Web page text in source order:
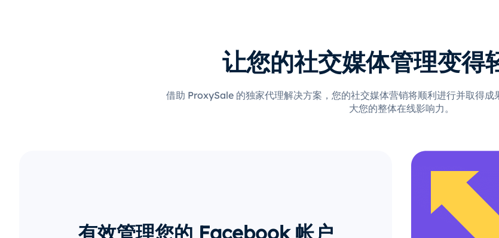
让您的社交媒体管理变得
借助 ProxySale 的独家代理解决方案，您的社交媒体营销将顺利进行并取得成
大您的整体在线影响力。
有效管理您的 Facebook 帐户